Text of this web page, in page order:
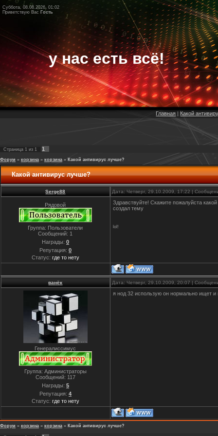
Суббота, 08.08.2026, 01:02
Приветствую Вас Гость
у нас есть всё!
Главная | Какой
Страница 1 из 1 1
Форум » корзина » корзина » Какой антивирус лучше?
Какой антивирус лучше?
Serge88 Дата: Четверг, 29.10.2009, 17:22 |
Рядовой
Группа: Пользователи
Сообщений: 1
Награды: 0
Репутация: 0
Статус: где то нету
Здравствуйте! Скажите пожалуйста
создал тему
lol!
ванёк Дата: Четверг, 29.10.2009, 20:07 |
Генералиссимус
Группа: Администраторы
Сообщений: 117
Награды: 5
Репутация: 4
Статус: где то нету
я нод 32 использую он нормально ищет
Форум » корзина » корзина » Какой антивирус лучше?